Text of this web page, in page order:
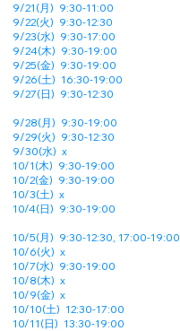
9/21(月) 9:30-11:00
9/22(火) 9:30-12:30
9/23(水) 9:30-17:00
9/24(木) 9:30-19:00
9/25(金) 9:30-19:00
9/26(土) 16:30-19:00
9/27(日) 9:30-12:30
9/28(月) 9:30-19:00
9/29(火) 9:30-12:30
9/30(水) x
10/1(木) 9:30-19:00
10/2(金) 9:30-19:00
10/3(土) x
10/4(日) 9:30-19:00
10/5(月) 9:30-12:30, 17:00-19:00
10/6(火) x
10/7(水) 9:30-19:00
10/8(木) x
10/9(金) x
10/10(土) 12:30-17:00
10/11(日) 13:30-19:00